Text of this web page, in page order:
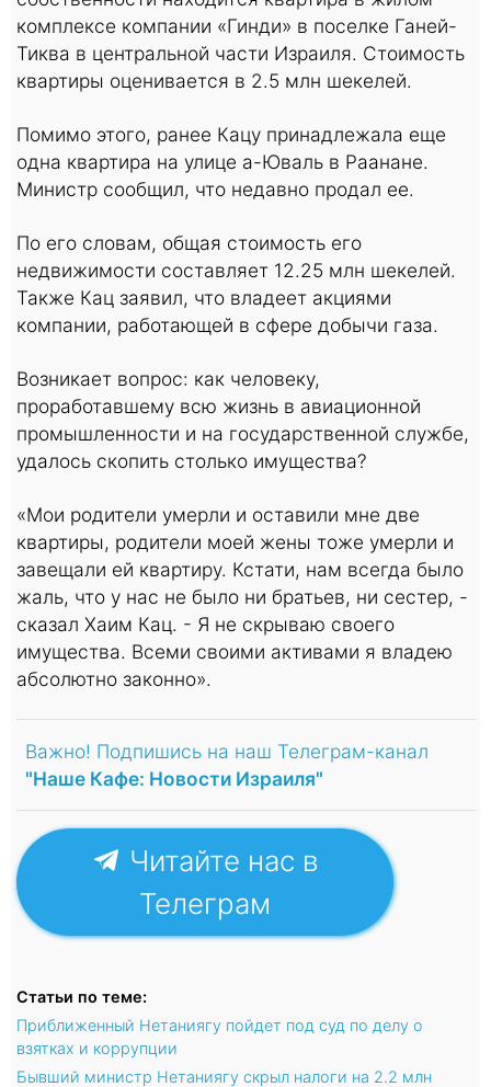
комплексе компании «Гинди» в поселке Ганей-
Тиква в центральной части Израиля. Стоимость
квартиры оценивается в 2.5 млн шекелей.
Помимо этого, ранее Кацу принадлежала еще
одна квартира на улице а-Юваль в Раанане.
Министр сообщил, что недавно продал ее.
По его словам, общая стоимость его
недвижимости составляет 12.25 млн шекелей.
Также Кац заявил, что владеет акциями
компании, работающей в сфере добычи газа.
Возникает вопрос: как человеку,
проработавшему всю жизнь в авиационной
промышленности и на государственной службе,
удалось скопить столько имущества?
«Мои родители умерли и оставили мне две
квартиры, родители моей жены тоже умерли и
завещали ей квартиру. Кстати, нам всегда было
жаль, что у нас не было ни братьев, ни сестер, -
сказал Хаим Кац. - Я не скрываю своего
имущества. Всеми своими активами я владею
абсолютно законно».
Важно! Подпишись на наш Телеграм-канал
"Наше Кафе: Новости Израиля"
Читайте нас в
Телеграм
Статьи по теме:
Приближенный Нетаниягу пойдет под суд по делу о
взятках и коррупции
Бывший министр Нетаниягу скрыл налоги на 2.2 млн